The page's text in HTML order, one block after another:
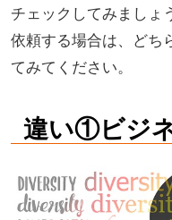
チェックしてみましょ
依頼する場合は、どち
てみてください。
違い①ビジ